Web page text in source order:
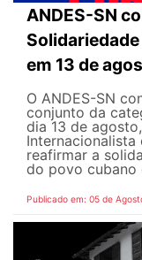
ANDES-SN
em 13 de
O ANDES-SN
conjunto da
dia 13 de
reafirmar a
do povo cubano
Publicado em: 05 de